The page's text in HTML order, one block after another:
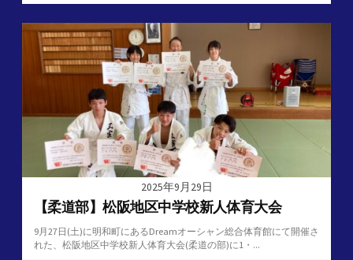
テ
ゴ
リ
ー
2025年9月29日
【柔道部】松阪地区中学校新人体育大会
9月27日(土)に明和町にあるDreamオーシャン総合体育館にて開催さ
れた、松阪地区中学校新人体育大会(柔道の部)に1・...